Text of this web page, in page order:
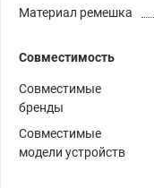
Материал ремешка
Совместимость
Совместимые
бренды
Совместимые
модели устройств